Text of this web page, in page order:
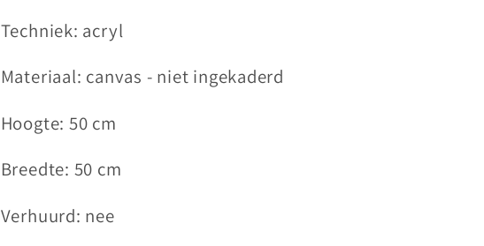
Techniek: acryl
Materiaal: canvas - niet ingekaderd
Hoogte: 50 cm
Breedte: 50 cm
Verhuurd: nee